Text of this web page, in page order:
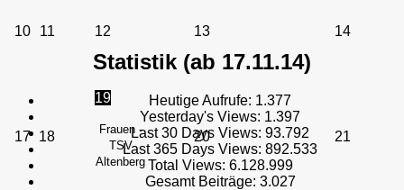
10 11 12 13 14
17 18
19
Frauen -
TSV
Altenberg
20 21
Statistik (ab 17.11.14)
Heutige Aufrufe: 1.377
Yesterday's Views: 1.397
Last 30 Days Views: 93.792
Last 365 Days Views: 892.533
Total Views: 6.128.999
Gesamt Beiträge: 3.027